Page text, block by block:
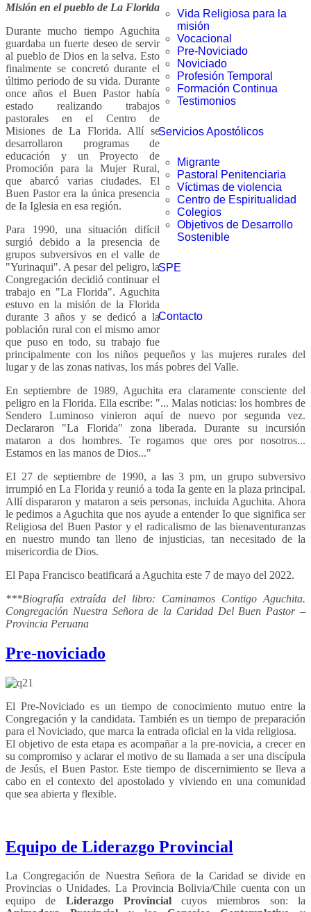
Vida Religiosa para la
misión
Vocacional
Pre-Noviciado
Noviciado
Profesión Temporal
Formación Continua
Testimonios
Servicios Apostólicos
Migrante
Pastoral Penitenciaria
Víctimas de violencia
Centro de Espiritualidad
Colegios
Objetivos de Desarrollo
Sostenible
SPE
Contacto
Misión en el pueblo de La Florida
Durante mucho tiempo Aguchita
guardaba un fuerte deseo de servir
al pueblo de Dios en la selva. Esto
finalmente se concretó durante el
último periodo de su vida. Durante
once años el Buen Pastor había
estado realizando trabajos
pastorales en el Centro de
Misiones de La Florida. Allí se
desarrollaron programas de
educación y un Proyecto de
Promoción para la Mujer Rural,
que abarcó varias ciudades. El
Buen Pastor era la única presencia
de Ia Iglesia en esa región.
Para 1990, una situación difícil
surgió debido a la presencia de
grupos subversivos en el valle de
"Yurinaqui". A pesar del peligro, la
Congregación decidió continuar el
trabajo en "La Florida". Aguchita
estuvo en la misión de la Florida
durante 3 años y se dedicó a la
población rural con el mismo amor
que puso en todo, su trabajo fue
principalmente con los niños pequeños y las mujeres rurales del
lugar y de las zonas nativas, los más pobres del Valle.
En septiembre de 1989, Aguchita era claramente consciente del
peligro en la Florida. Ella escribe: "... Malas noticias: los hombres de
Sendero Luminoso vinieron aquí de nuevo por segunda vez.
Declararon "La Florida" zona liberada. Durante su incursión
mataron a dos hombres. Te rogamos que ores por nosotros...
Estamos en las manos de Dios..."
EI 27 de septiembre de 1990, a las 3 pm, un grupo subversivo
irrumpió en La Florida y reunió a toda Ia gente en la plaza principal.
Allí dispararon y mataron a seis personas, incluida Aguchita. Ahora
le pedimos a Aguchita que nos ayude a entender Io que significa ser
Religiosa del Buen Pastor y el radicalismo de las bienaventuranzas
en nuestro mundo tan lleno de injusticias, tan necesitado de la
misericordia de Dios.
El Papa Francisco beatificará a Aguchita este 7 de mayo del 2022.
***Biografía extraída del libro: Caminamos Contigo Aguchita.
Congregación Nuestra Señora de la Caridad Del Buen Pastor –
Provincia Peruana
Pre-noviciado
El Pre-Noviciado es un tiempo de conocimiento mutuo entre la
Congregación y la candidata. También es un tiempo de preparación
para el Noviciado, que marca la entrada oficial en la vida religiosa.
El objetivo de esta etapa es acompañar a la pre-novicia, a crecer en
su compromiso y aclarar el motivo de su llamada a ser una discípula
de Jesús, el Buen Pastor. Este tiempo de discernimiento se lleva a
cabo en el contexto del apostolado y viviendo en una comunidad
que sea abierta y flexible.
Equipo de Liderazgo Provincial
La Congregación de Nuestra Señora de la Caridad se divide en
Provincias o Unidades. La Provincia Bolivia/Chile cuenta con un
equipo de Liderazgo Provincialcuyos miembros son: la